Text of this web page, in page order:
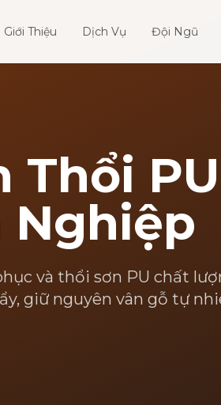
Giới Thiệu Dịch Vụ Đội Ngũ
Thổi PU
Nghiệp
và thổi sơn PU chất
giữ nguyên vân gỗ tự